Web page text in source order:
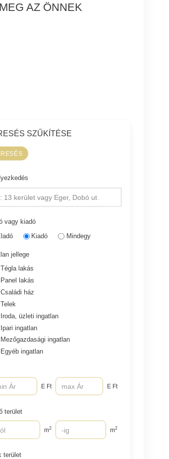
AZ ÖNNEK
SZŰKÍTÉSE
13 kerület vagy Eger, Dobó utca
vagy kiadó
Kiadó Mindegy
jellege
Tégla lakás
Panel lakás
Családi ház
Telek
Iroda, üzleti ingatlan
Ipari ingatlan
Mezőgazdasági ingatlan
Egyéb ingatlan
E Ft E Ft
terület
m2 m2
terület